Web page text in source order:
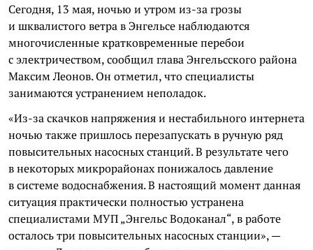
Сегодня, 13 мая, ночью и утром из-за грозы
и шквалистого ветра в Энгельсе наблюдаются
многочисленные кратковременные перебои
с электричеством, сообщил глава Энгельсского района
Максим Леонов. Он отметил, что специалисты
занимаются устранением неполадок.
«Из-за скачков напряжения и нестабильного интернета
ночью также пришлось перезапускать в ручную ряд
повысительных насосных станций. В результате чего
в некоторых микрорайонах понижалось давление
в системе водоснабжения. В настоящий момент данная
ситуация практически полностью устранена
специалистами МУП „Энгельс Водоканал“, в работе
осталось три повысительных насосных станции», —